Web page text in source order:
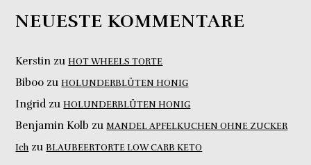
NEUESTE KOMMENTARE
Kerstin zuHOT WHEELS TORTE
Biboo zuHOLUNDERBLÜTEN HONIG
IngridzuHOLUNDERBLÜTEN HONIG
Benjamin Kolb zuMANDEL APFELKUCHEN OHNE ZUCKER
Ich zuBLAUBEERTORTE LOW CARB KETO